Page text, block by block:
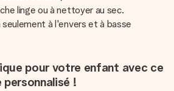
linge ou à nettoyer au sec.
à l'envers et à basse
pour votre enfant avec ce
!